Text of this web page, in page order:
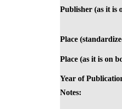
Publisher (as it is
Place
Place (as it is on
Year of
Notes: